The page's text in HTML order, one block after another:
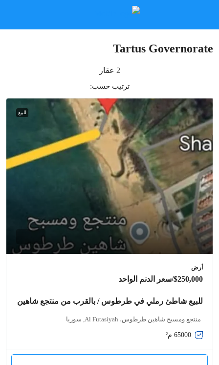
Tartus Governorate
2 عقار
ترتيب حسب:
للبيع
أرض
$250,000/سعر الدنم الواحد
للبيع شاطئ رملي في طرطوس / بالقرب من منتجع شاهين
منتجع ومسبح شاهين طرطوس، Al Futasiyah, سوريا
65000 م²